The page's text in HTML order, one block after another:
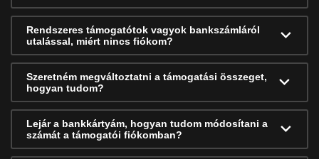
Rendszeres támogatótok vagyok bankszámláról
utalással, miért nincs fiókom?
Szeretném megváltoztatni a támogatási összeget,
hogyan tudom?
Lejár a bankkártyám, hogyan tudom módosítani a
számát a támogatói fiókomban?